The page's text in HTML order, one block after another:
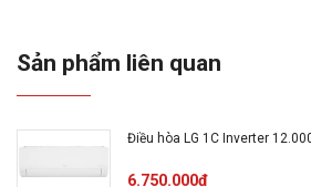
Loại Gas:
Chất liệu dàn tản
Sản phẩm liên quan
Điều hòa LG 1C Inverter
6.750.000₫